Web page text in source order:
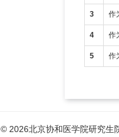
3 作
4 作
5 作
© 2026北京协和医学院研究生